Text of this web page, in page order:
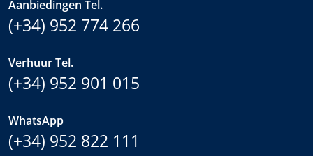
Aanbiedingen Tel.
(+34) 952 774 266
Verhuur Tel.
(+34) 952 901 015
WhatsApp
(+34) 952 822 111